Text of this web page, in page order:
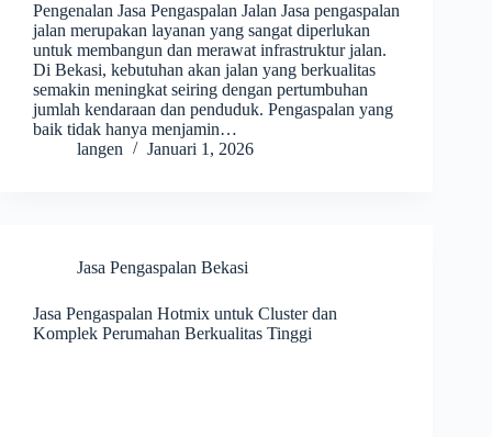
Pengenalan Jasa Pengaspalan Jalan Jasa pengaspalan
jalan merupakan layanan yang sangat diperlukan
untuk membangun dan merawat infrastruktur jalan.
Di Bekasi, kebutuhan akan jalan yang berkualitas
semakin meningkat seiring dengan pertumbuhan
jumlah kendaraan dan penduduk. Pengaspalan yang
baik tidak hanya menjamin…
langen
Januari 1, 2026
Jasa Pengaspalan Bekasi
Jasa Pengaspalan Hotmix untuk Cluster dan
Komplek Perumahan Berkualitas Tinggi